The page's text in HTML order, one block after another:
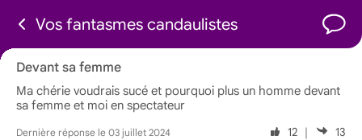
Vos fantasmes candaulistes
Devant sa femme
Ma chérie voudrais sucé et pourquoi plus un homme devant
sa femme et moi en spectateur
Dernière réponse le 03 juillet 2024 12 ｜ 13